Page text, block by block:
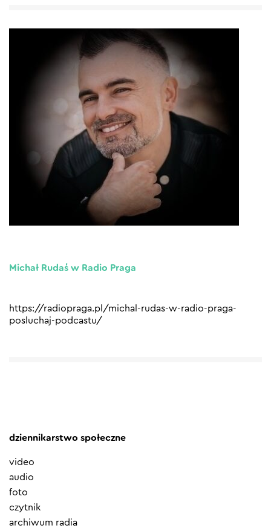
Michał Rudaś w Radio Praga
https://radiopraga.pl/michal-rudas-w-radio-praga-
posluchaj-podcastu/
dziennikarstwo społeczne
video
audio
foto
czytnik
archiwum radia